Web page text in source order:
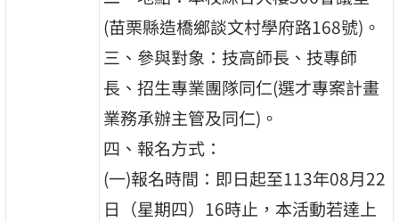
(苗栗縣造橋鄉談文村學府路168號)。
三、參與對象：技高師長、技專師
長、招生專業團隊同仁(選才專案計畫
業務承辦主管及同仁)。
四、報名方式：
(一)報名時間：即日起至113年08月22
日（星期四）16時止，本活動若達上